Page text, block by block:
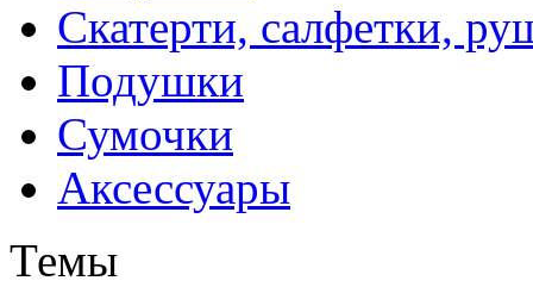
Скатерти, салфетки,
Подушки
Сумочки
Аксессуары
Темы